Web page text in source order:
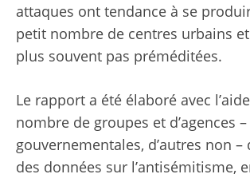
attaques ont tendance à se
petit nombre de centres urbains
plus souvent pas préméditées.
Le rapport a été élaboré avec
nombre de groupes et d’agences
gouvernementales, d’autres non
des données sur l’antisémitisme,